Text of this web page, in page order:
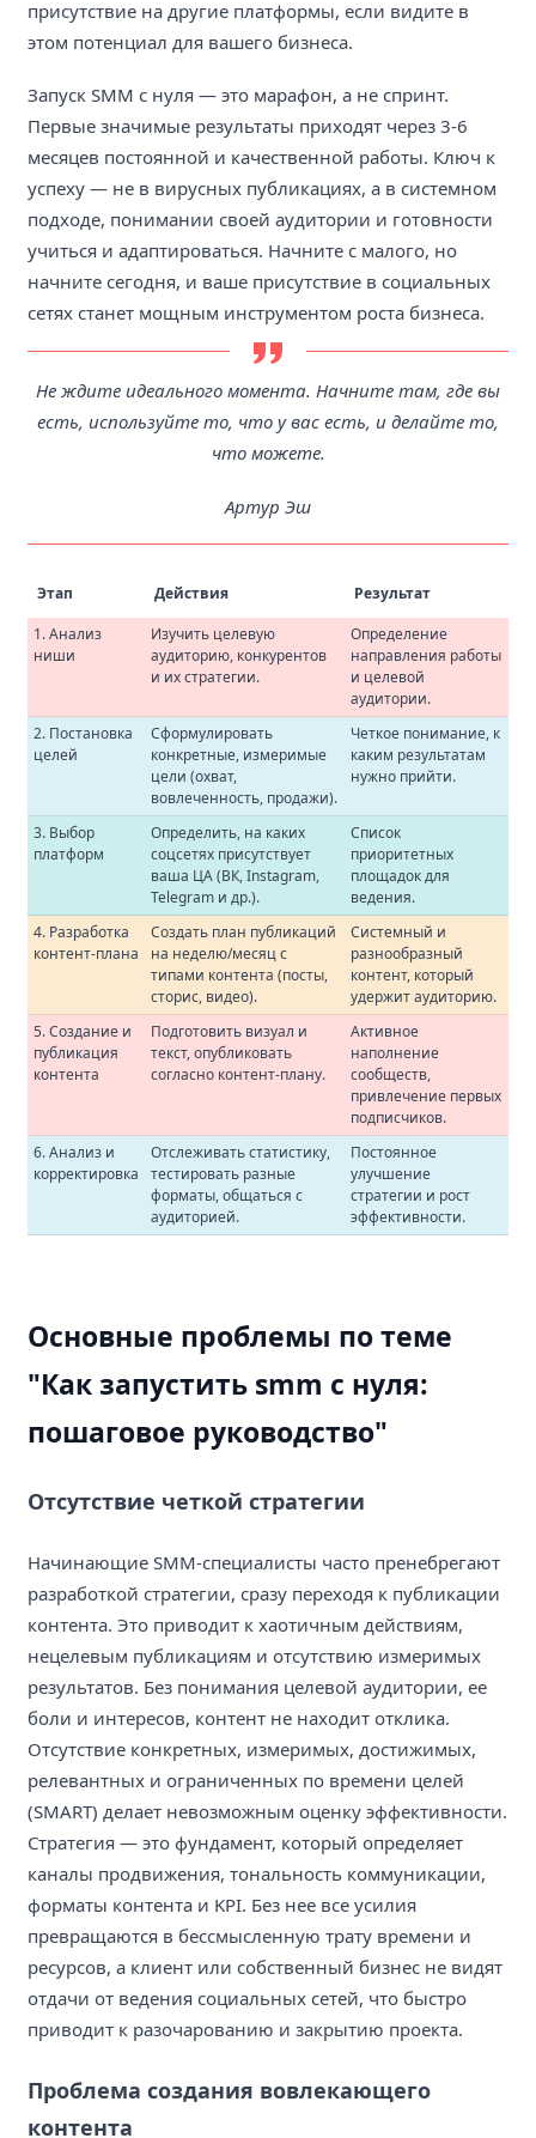
присутствие на другие платформы, если видите в
этом потенциал для вашего бизнеса.
Запуск SMM с нуля — это марафон, а не спринт.
Первые значимые результаты приходят через 3-6
месяцев постоянной и качественной работы. Ключ к
успеху — не в вирусных публикациях, а в системном
подходе, понимании своей аудитории и готовности
учиться и адаптироваться. Начните с малого, но
начните сегодня, и ваше присутствие в социальных
сетях станет мощным инструментом роста бизнеса.
Не ждите идеального момента. Начните там, где вы
есть, используйте то, что у вас есть, и делайте то,
что можете.
Артур Эш
Этап Действия
Результат
1. Анализ
ниши
Изучить целевую
аудиторию, конкурентов
и их стратегии.
Определение
направления работы
и целевой
аудитории.
2. Постановка
целей
Сформулировать
конкретные, измеримые
цели (охват,
вовлеченность, продажи).
Четкое понимание, к
каким результатам
нужно прийти.
3. Выбор
платформ
Определить, на каких
соцсетях присутствует
ваша ЦА (ВК, Instagram,
Telegram и др.).
Список
приоритетных
площадок для
ведения.
4. Разработка
контент-плана
Создать план публикаций
на неделю/месяц с
типами контента (посты,
сторис, видео).
Системный и
разнообразный
контент, который
удержит аудиторию.
5. Создание и
публикация
контента
Подготовить визуал и
текст, опубликовать
согласно контент-плану.
Активное
наполнение
сообществ,
привлечение первых
подписчиков.
6. Анализ и
корректировка
Отслеживать статистику,
тестировать разные
форматы, общаться с
аудиторией.
Постоянное
улучшение
стратегии и рост
эффективности.
Основные проблемы по теме
"Как запустить smm с нуля:
пошаговое руководство"
Отсутствие четкой стратегии
Начинающие SMM-специалисты часто пренебрегают
разработкой стратегии, сразу переходя к публикации
контента. Это приводит к хаотичным действиям,
нецелевым публикациям и отсутствию измеримых
результатов. Без понимания целевой аудитории, ее
боли и интересов, контент не находит отклика.
Отсутствие конкретных, измеримых, достижимых,
релевантных и ограниченных по времени целей
(SMART) делает невозможным оценку эффективности.
Стратегия — это фундамент, который определяет
каналы продвижения, тональность коммуникации,
форматы контента и KPI. Без нее все усилия
превращаются в бессмысленную трату времени и
ресурсов, а клиент или собственный бизнес не видят
отдачи от ведения социальных сетей, что быстро
приводит к разочарованию и закрытию проекта.
Проблема создания вовлекающего
контента